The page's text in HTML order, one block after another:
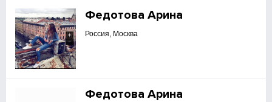
Федотова Арина
Россия, Москва
Федотова Арина